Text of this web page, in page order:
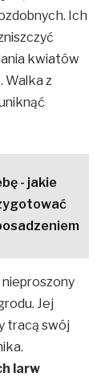
Ich
kwiatów
Walka z
- jakie
Jej
tracą swój
larw